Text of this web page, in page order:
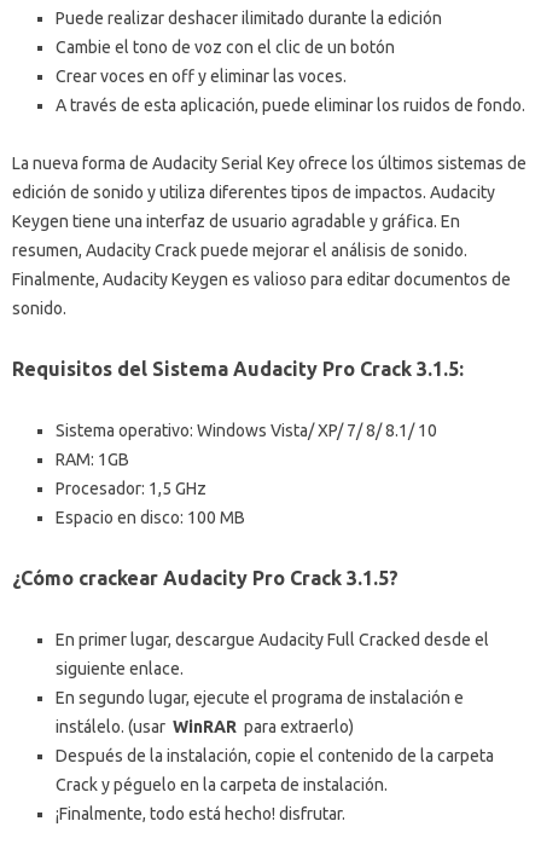
Puede realizar deshacer ilimitado durante la edición
Cambie el tono de voz con el clic de un botón
Crear voces en off y eliminar las voces.
A través de esta aplicación, puede eliminar los ruidos de fondo.
La nueva forma de Audacity Serial Key ofrece los últimos sistemas de
edición de sonido y utiliza diferentes tipos de impactos. Audacity
Keygen tiene una interfaz de usuario agradable y gráfica. En
resumen, Audacity Crack puede mejorar el análisis de sonido.
Finalmente, Audacity Keygen es valioso para editar documentos de
sonido.
Requisitos del Sistema Audacity Pro Crack 3.1.5:
Sistema operativo: Windows Vista/ XP/ 7/ 8/ 8.1/ 10
RAM: 1GB
Procesador: 1,5 GHz
Espacio en disco: 100 MB
¿Cómo crackear Audacity Pro Crack 3.1.5?
En primer lugar, descargue Audacity Full Cracked desde el
siguiente enlace.
En segundo lugar, ejecute el programa de instalación e
instálelo. (usar WinRAR para extraerlo)
Después de la instalación, copie el contenido de la carpeta
Crack y péguelo en la carpeta de instalación.
¡Finalmente, todo está hecho! disfrutar.